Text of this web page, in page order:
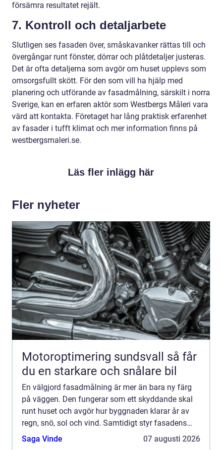
försämra resultatet rejält.
7. Kontroll och detaljarbete
Slutligen ses fasaden över, småskavanker rättas till och
övergångar runt fönster, dörrar och plåtdetaljer justeras.
Det är ofta detaljerna som avgör om huset upplevs som
omsorgsfullt skött. För den som vill ha hjälp med
planering och utförande av fasadmålning, särskilt i norra
Sverige, kan en erfaren aktör som Westbergs Måleri vara
värd att kontakta. Företaget har lång praktisk erfarenhet
av fasader i tufft klimat och mer information finns på
westbergsmaleri.se.
Läs fler inlägg här
Fler nyheter
Motoroptimering sundsvall så får
du en starkare och snålare bil
En välgjord fasadmålning är mer än bara ny färg
på väggen. Den fungerar som ett skyddande skal
runt huset och avgör hur byggnaden klarar år av
regn, snö, sol och vind. Samtidigt styr fasadens
kul&o...
Saga Vinde 07 augusti 2026